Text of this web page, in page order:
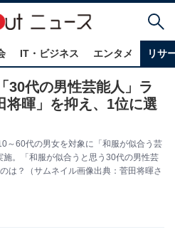
IT・ビジネス エンタメ リサ
30代の男性芸能人」ラ
将暉」を抑え、1位に選
～60代の男女を対象に「和服が似合う芸
。「和服が似合うと思う30代の男性芸
は？（サムネイル画像出典：菅田将暉さ